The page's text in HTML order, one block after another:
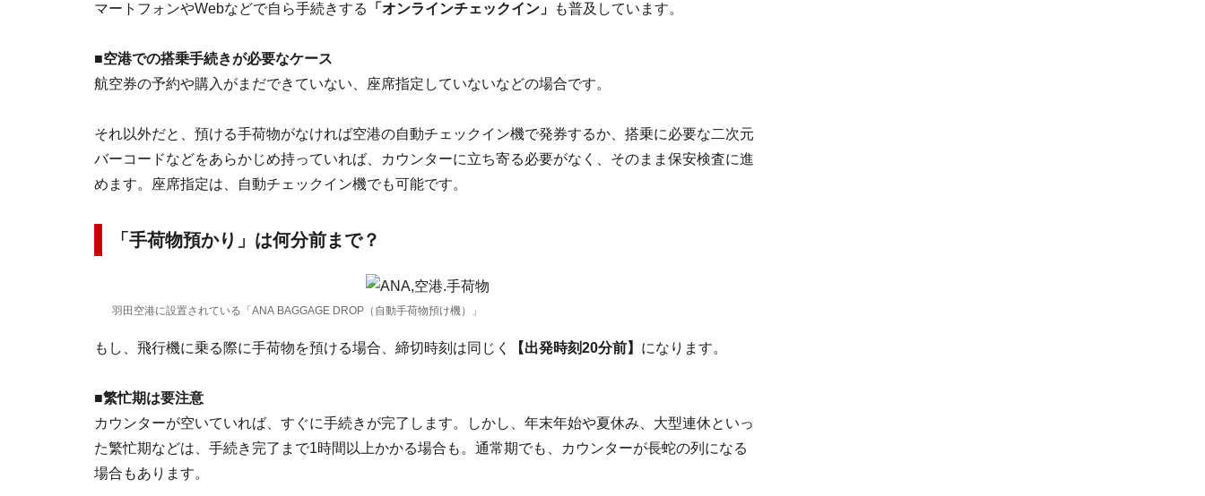
マートフォンやWebなどで自ら手続きする
「オンラインチェックイン」 も普及しています。
■空港での搭乗手続きが必要なケース
航空券の予約や購入がまだできていない、座席指定していないなどの場合です。
それ以外だと、預ける手荷物がなければ空港の自動チェックイン機で発券するか、搭乗に必要な二次元
バーコードなどをあらかじめ持っていれば、カウンターに立ち寄る必要がなく、そのまま保安検査に進
めます。座席指定は、自動チェックイン機でも可能です。
「手荷物預かり」は何分前まで？
羽田空港に設置されている「ANA BAGGAGE DROP（自動手荷物預け機）」
もし、飛行機に乗る際に手荷物を預ける場合、締切時刻は同じく 【出発時刻20分前】 になります。
■繁忙期は要注意
カウンターが空いていれば、すぐに手続きが完了します。しかし、年末年始や夏休み、大型連休といっ
た繁忙期などは、手続き完了まで1時間以上かかる場合も。通常期でも、カウンターが長蛇の列になる
場合もあります。